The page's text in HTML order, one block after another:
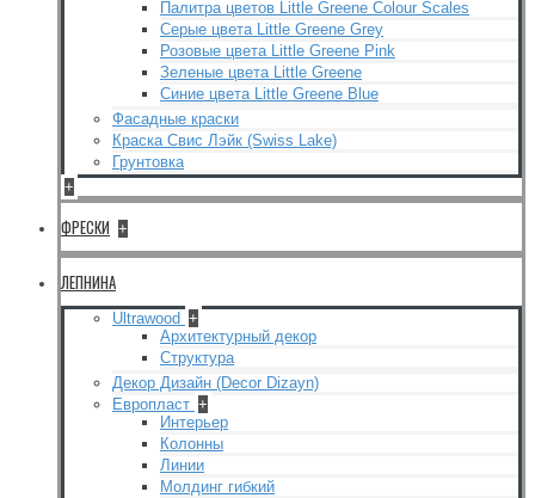
Палитра цветов Little Greene Colour Scales
Серые цвета Little Greene Grey
Розовые цвета Little Greene Pink
Зеленые цвета Little Greene
Синие цвета Little Greene Blue
Фасадные краски
Краска Свис Лэйк (Swiss Lake)
Грунтовка
+
ФРЕСКИ +
ЛЕПНИНА
Ultrawood +
Архитектурный декор
Структура
Декор Дизайн (Decor Dizayn)
Европласт +
Интерьер
Колонны
Линии
Молдинг гибкий